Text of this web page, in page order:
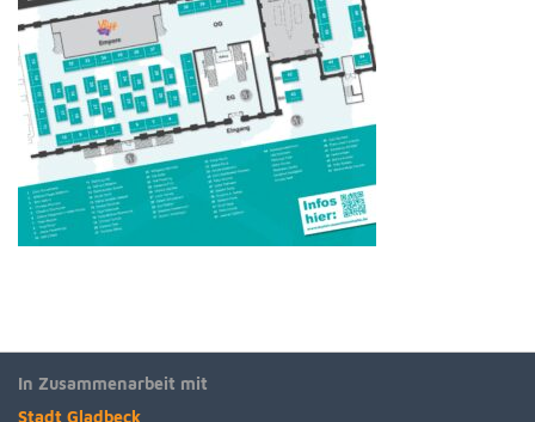
In Zusammenarbeit mit
Stadt Gladbeck